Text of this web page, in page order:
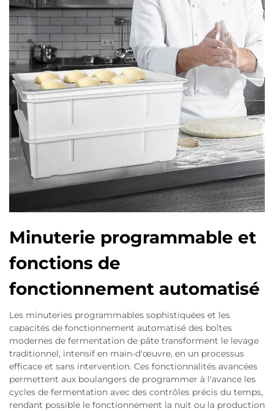
Minuterie programmable et
fonctions de
fonctionnement automatisé
Les minuteries programmables sophistiquées et les
capacités de fonctionnement automatisé des boîtes
modernes de fermentation de pâte transforment le levage
traditionnel, intensif en main-d'œuvre, en un processus
efficace et sans intervention. Ces fonctionnalités avancées
permettent aux boulangers de programmer à l'avance les
cycles de fermentation avec des contrôles précis du temps,
rendant possible le fonctionnement la nuit ou la production